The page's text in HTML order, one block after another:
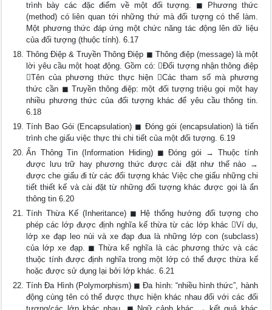
trình bày các đặc điểm về một đối tượng. ◼ Phương thức
(method) có liên quan tới những thứ mà đối tượng có thể làm.
Một phương thức đáp ứng một chức năng tác động lên dữ liệu
của đối tượng (thuộc tính). 6.17
Thông Điệp & Truyền Thông Điệp ◼ Thông điệp (message) là một
lời yêu cầu một hoạt động. Gồm có: Đối tượng nhận thông điệp
Tên của phương thức thực hiện Các tham số mà phương
thức cần ◼ Truyền thông điệp: một đối tượng triệu gọi một hay
nhiều phương thức của đối tượng khác để yêu cầu thông tin.
6.18
Tính Bao Gói (Encapsulation) ◼ Đóng gói (encapsulation) là tiến
trình che giấu việc thực thi chi tiết của một đối tượng. 6.19
Ẩn Thông Tin (Information Hiding) ◼ Đóng gói → Thuộc tính
được lưu trữ hay phương thức được cài đặt như thế nào →
được che giấu đi từ các đối tượng khác Việc che giấu những chi
tiết thiết kế và cài đặt từ những đối tượng khác được gọi là ẩn
thông tin 6.20
Tính Thừa Kế (Inheritance) ◼ Hệ thống hướng đối tượng cho
phép các lớp được định nghĩa kế thừa từ các lớp khác Ví dụ,
lớp xe đạp leo núi và xe đạp đua là những lớp con (subclass)
của lớp xe đạp. ◼ Thừa kế nghĩa là các phương thức và các
thuộc tính được định nghĩa trong một lớp có thể được thừa kế
hoặc được sử dụng lại bởi lớp khác. 6.21
Tính Đa Hình (Polymorphism) ◼ Đa hình: “nhiều hình thức”, hành
động cùng tên có thể được thực hiện khác nhau đối với các đối